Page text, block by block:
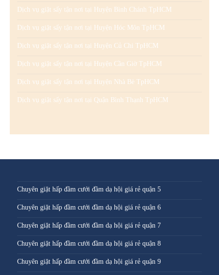
Dịch vụ giặt sấy tận nơi tại Huyện Bình Chánh TpHCM
Dịch vụ giặt sấy tận nơi tại Huyện Hóc Môn TpHCM
Dịch vụ giặt sấy tận nơi tại Huyện Củ Chi TpHCM
Dịch vụ giặt sấy tận nơi tại Huyện Cần Giờ TpHCM
Dịch vụ giặt sấy tận nơi tại Huyện Nhà Bè TpHCM
Dịch vụ giặt sấy tận nơi tại Quận Bình Thạnh TpHCM
Chuyên giặt hấp đầm cưới đầm dạ hội giá rẻ quận 5
Chuyên giặt hấp đầm cưới đầm dạ hội giá rẻ quận 6
Chuyên giặt hấp đầm cưới đầm dạ hội giá rẻ quận 7
Chuyên giặt hấp đầm cưới đầm dạ hội giá rẻ quận 8
Chuyên giặt hấp đầm cưới đầm dạ hội giá rẻ quận 9